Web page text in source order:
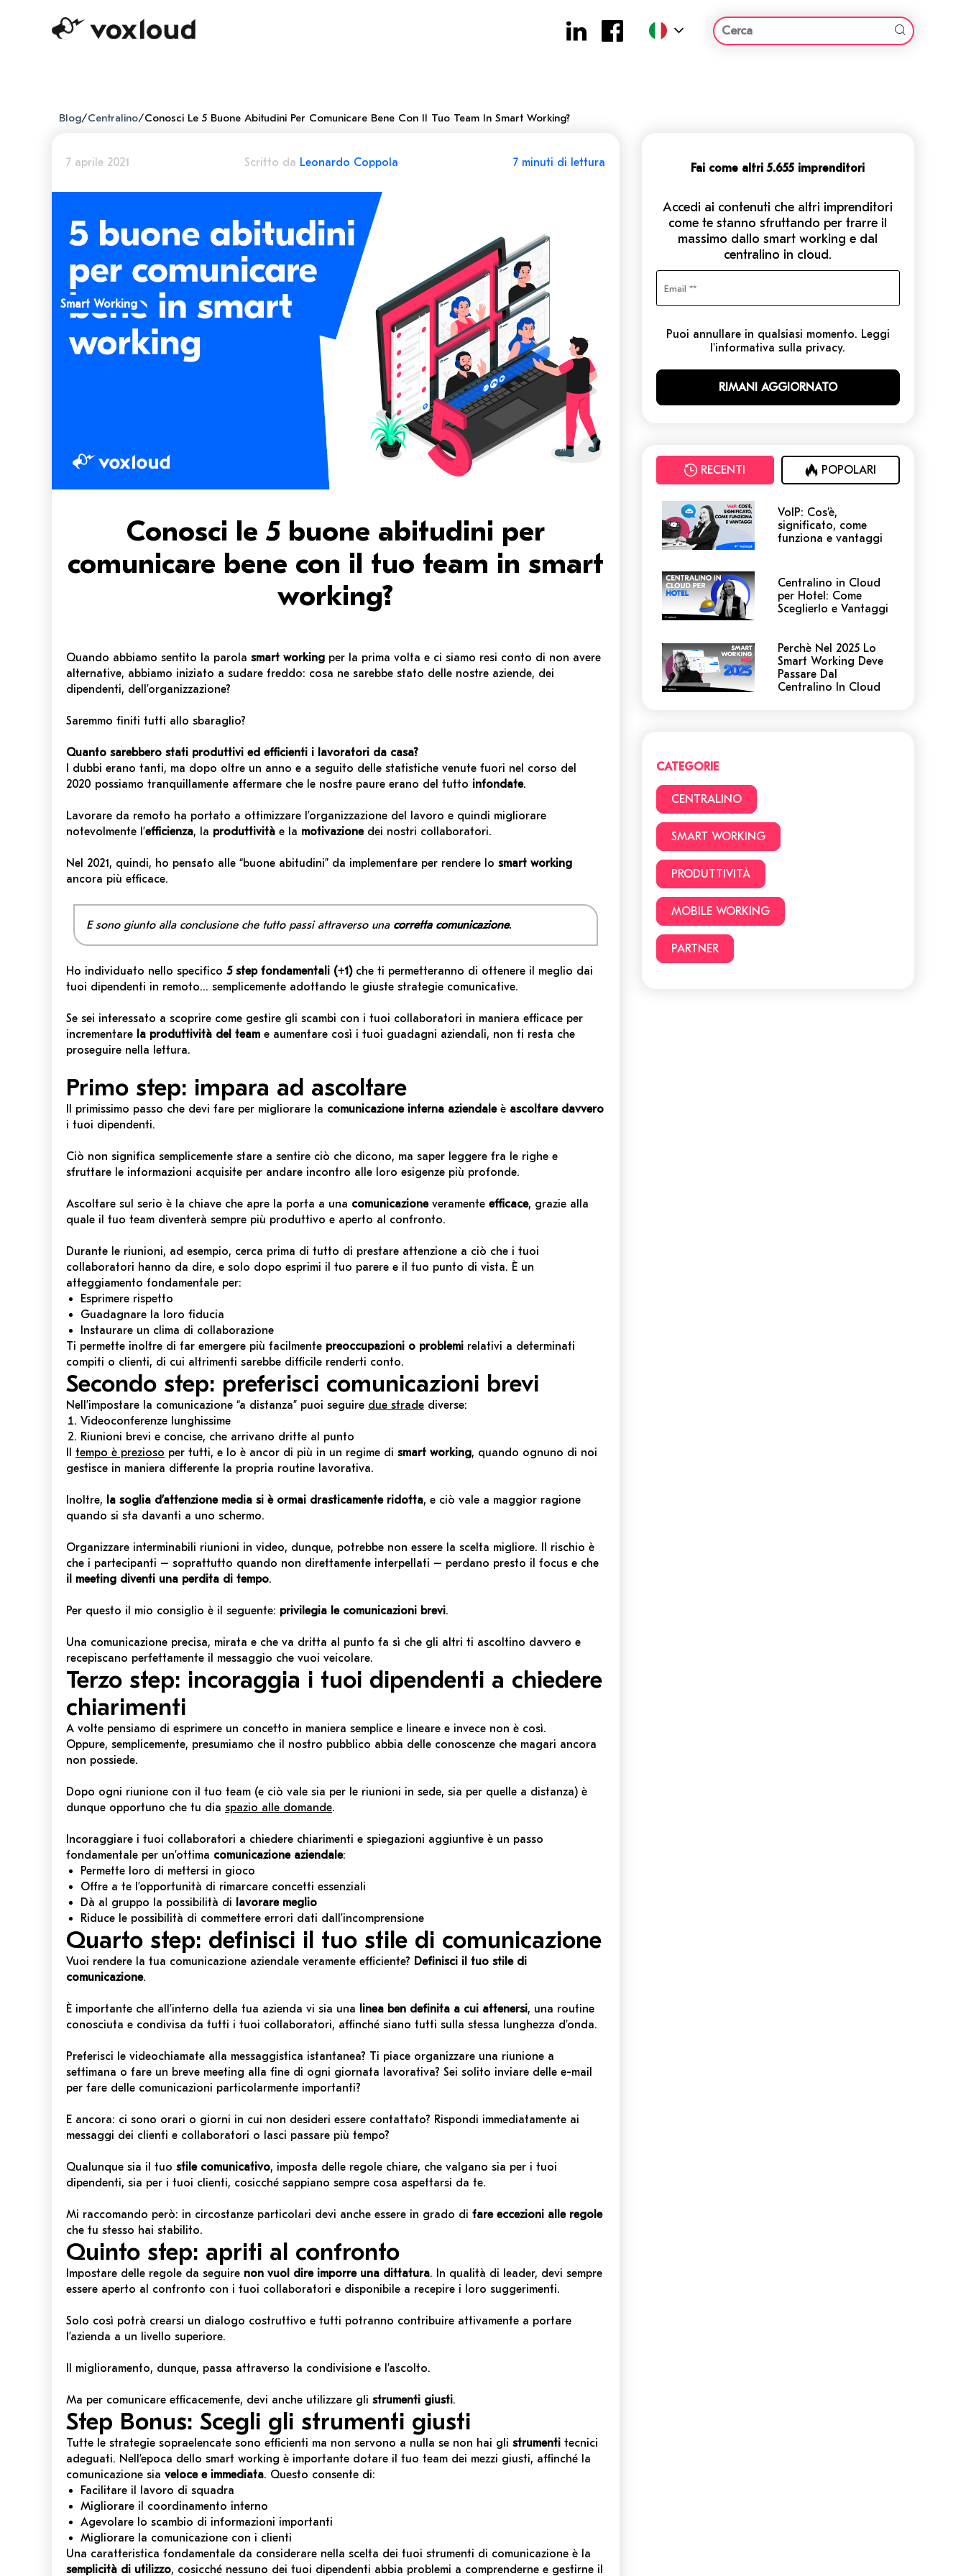
Blog/Centralino/Conosci Le 5 Buone Abitudini Per Comunicare Bene Con Il Tuo Team In Smart Working?
7 aprile 2021 Scritto da Leonardo Coppola 7 minuti di lettura
Smart Working
Conosci le 5 buone abitudini per
comunicare bene con il tuo team in smart
working?
Quando abbiamo sentito la parola smart working per la prima volta e ci siamo resi conto di non avere
alternative, abbiamo iniziato a sudare freddo: cosa ne sarebbe stato delle nostre aziende, dei
dipendenti, dell’organizzazione?
Saremmo finiti tutti allo sbaraglio?
Quanto sarebbero stati produttivi ed efficienti i lavoratori da casa?
I dubbi erano tanti, ma dopo oltre un anno e a seguito delle statistiche venute fuori nel corso del
2020 possiamo tranquillamente affermare che le nostre paure erano del tutto infondate.
Lavorare da remoto ha portato a ottimizzare l’organizzazione del lavoro e quindi migliorare
notevolmente l’efficienza, la produttività e la motivazionedei nostri collaboratori.
Nel 2021, quindi, ho pensato alle “buone abitudini” da implementare per rendere lo smart working
ancora più efficace.
E sono giunto alla conclusione che tutto passi attraverso una corretta comunicazione.
Ho individuato nello specifico 5 step fondamentali (+1)che ti permetteranno di ottenere il meglio dai
tuoi dipendenti in remoto… semplicemente adottando le giuste strategie comunicative.
Se sei interessato a scoprire come gestire gli scambi con i tuoi collaboratori in maniera efficace per
incrementare la produttività del team e aumentare così i tuoi guadagni aziendali, non ti resta che
proseguire nella lettura.
Primo step: impara ad ascoltare
Il primissimo passo che devi fare per migliorare la comunicazione interna aziendaleè ascoltare davvero
i tuoi dipendenti.
Ciò non significa semplicemente stare a sentire ciò che dicono, ma saper leggere fra le righe e
sfruttare le informazioni acquisite per andare incontro alle loro esigenze più profonde.
Ascoltare sul serio è la chiave che apre la porta a una comunicazione veramente efficace, grazie alla
quale il tuo team diventerà sempre più produttivo e aperto al confronto.
Durante le riunioni, ad esempio, cerca prima di tutto di prestare attenzione a ciò che i tuoi
collaboratori hanno da dire, e solo dopo esprimi il tuo parere e il tuo punto di vista. È un
atteggiamento fondamentale per:
Esprimere rispetto
Guadagnare la loro fiducia
Instaurare un clima di collaborazione
Ti permette inoltre di far emergere più facilmente preoccupazioni o problemi relativi a determinati
compiti o clienti, di cui altrimenti sarebbe difficile renderti conto.
Secondo step: preferisci comunicazioni brevi
Nell’impostare la comunicazione “a distanza” puoi seguire due strade diverse:
Videoconferenze lunghissime
Riunioni brevi e concise, che arrivano dritte al punto
tempo è prezioso per tutti, e lo è ancor di più in un regime di smart working, quando ognuno di noi
gestisce in maniera differente la propria routine lavorativa.
Inoltre, la soglia d’attenzione media si è ormai drasticamente ridotta, e ciò vale a maggior ragione
quando si sta davanti a uno schermo.
Organizzare interminabili riunioni in video, dunque, potrebbe non essere la scelta migliore. Il rischio è
che i partecipanti – soprattutto quando non direttamente interpellati – perdano presto il focus e che
il meeting diventi una perdita di tempo.
Per questo il mio consiglio è il seguente: privilegia le comunicazioni brevi.
Una comunicazione precisa, mirata e che va dritta al punto fa sì che gli altri ti ascoltino davvero e
recepiscano perfettamente il messaggio che vuoi veicolare.
Terzo step: incoraggia i tuoi dipendenti a chiedere
chiarimenti
A volte pensiamo di esprimere un concetto in maniera semplice e lineare e invece non è così.
Oppure, semplicemente, presumiamo che il nostro pubblico abbia delle conoscenze che magari ancora
non possiede.
Dopo ogni riunione con il tuo team (e ciò vale sia per le riunioni in sede, sia per quelle a distanza) è
dunque opportuno che tu dia spazio alle domande.
Incoraggiare i tuoi collaboratori a chiedere chiarimenti e spiegazioni aggiuntive è un passo
fondamentale per un’ottima comunicazione aziendale:
Permette loro di mettersi in gioco
Offre a te l’opportunità di rimarcare concetti essenziali
Dà al gruppo la possibilità di
lavorare meglio
Riduce le possibilità di commettere errori dati dall’incomprensione
Quarto step: definisci il tuo stile di comunicazione
Vuoi rendere la tua comunicazione aziendale veramente efficiente? Definisci il tuo stile di
comunicazione.
È importante che all’interno della tua azienda vi sia una linea ben definita a cui attenersi, una routine
conosciuta e condivisa da tutti i tuoi collaboratori, affinché siano tutti sulla stessa lunghezza d’onda.
Preferisci le videochiamate alla messaggistica istantanea? Ti piace organizzare una riunione a
settimana o fare un breve meeting alla fine di ogni giornata lavorativa? Sei solito inviare delle e-mail
per fare delle comunicazioni particolarmente importanti?
E ancora: ci sono orari o giorni in cui non desideri essere contattato? Rispondi immediatamente ai
messaggi dei clienti e collaboratori o lasci passare più tempo?
Qualunque sia il tuo stile comunicativo, imposta delle regole chiare, che valgano sia per i tuoi
dipendenti, sia per i tuoi clienti, cosicché sappiano sempre cosa aspettarsi da te.
Mi raccomando però: in circostanze particolari devi anche essere in grado di fare eccezioni alle regole
che tu stesso hai stabilito.
Quinto step: apriti al confronto
Impostare delle regole da seguire non vuol dire imporre una dittatura. In qualità di leader, devi sempre
essere aperto al confronto con i tuoi collaboratori e disponibile a recepire i loro suggerimenti.
Solo così potrà crearsi un dialogo costruttivo e tutti potranno contribuire attivamente a portare
l’azienda a un livello superiore.
Il miglioramento, dunque, passa attraverso la condivisione e l’ascolto.
Ma per comunicare efficacemente, devi anche utilizzare gli strumenti giusti.
Step Bonus: Scegli gli strumenti giusti
Tutte le strategie sopraelencate sono efficienti ma non servono a nulla se non hai gli strumenti tecnici
adeguati. Nell’epoca dello smart working è importante dotare il tuo team dei mezzi giusti, affinché la
comunicazione sia veloce e immediata. Questo consente di:
Facilitare il lavoro di squadra
Migliorare il coordinamento interno
Agevolare lo scambio di informazioni importanti
Migliorare la comunicazione con i clienti
Una caratteristica fondamentale da considerare nella scelta dei tuoi strumenti di comunicazione è la
semplicità di utilizzo, cosicché nessuno dei tuoi dipendenti abbia problemi a comprenderne e gestirne il
Fai come altri 5.655 imprenditori
Accedi ai contenuti che altri imprenditori
come te stanno sfruttando per trarre il
massimo dallo smart working e dal
centralino in cloud.
Puoi annullare in qualsiasi momento. Leggi
l'informativa sulla privacy.
RECENTI POPOLARI
VoIP: Cos'è,
significato, come
funziona e vantaggi
Centralino in Cloud
per Hotel: Come
Sceglierlo e Vantaggi
Perchè Nel 2025 Lo
Smart Working Deve
Passare Dal
Centralino In Cloud
considerare prima di
lavorare da casa
Smart Working o
CATEGORIE
CENTRALINO
SMART WORKING
PRODUTTIVITÀ
MOBILE WORKING
PARTNER